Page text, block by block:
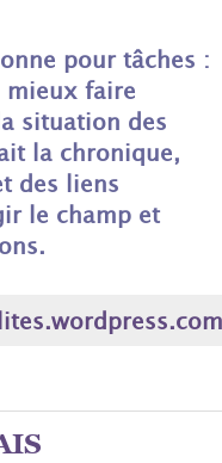
pour tâches :
faire
situation des
la chronique,
des liens
le champ et